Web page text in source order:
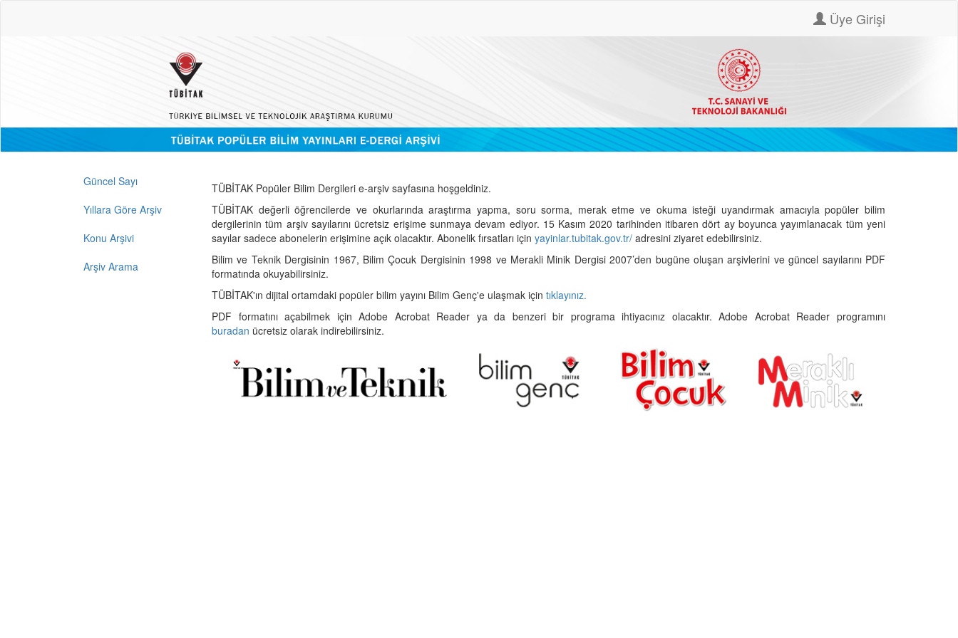
Üye Girişi
Güncel Sayı
Yıllara Göre Arşiv
Konu Arşivi
Arşiv Arama
TÜBİTAK Popüler Bilim Dergileri e-arşiv sayfasına hoşgeldiniz.
TÜBİTAK değerli öğrencilerde ve okurlarında araştırma yapma, soru sorma, merak etme ve okuma isteği uyandırmak amacıyla popüler bilim
dergilerinin tüm arşiv sayılarını ücretsiz erişime sunmaya devam ediyor. 15 Kasım 2020 tarihinden itibaren dört ay boyunca yayımlanacak tüm yeni
sayılar sadece abonelerin erişimine açık olacaktır. Abonelik fırsatları için yayinlar.tubitak.gov.tr/ adresini ziyaret edebilirsiniz.
Bilim ve Teknik Dergisinin 1967, Bilim Çocuk Dergisinin 1998 ve Merakli Minik Dergisi 2007’den bugüne oluşan arşivlerini ve güncel sayılarını PDF
formatında okuyabilirsiniz.
TÜBİTAK'ın dijital ortamdaki popüler bilim yayını Bilim Genç'e ulaşmak için tıklayınız.
PDF formatını açabilmek için Adobe Acrobat Reader ya da benzeri bir programa ihtiyacınız olacaktır. Adobe Acrobat Reader programını
buradan ücretsiz olarak indirebilirsiniz.